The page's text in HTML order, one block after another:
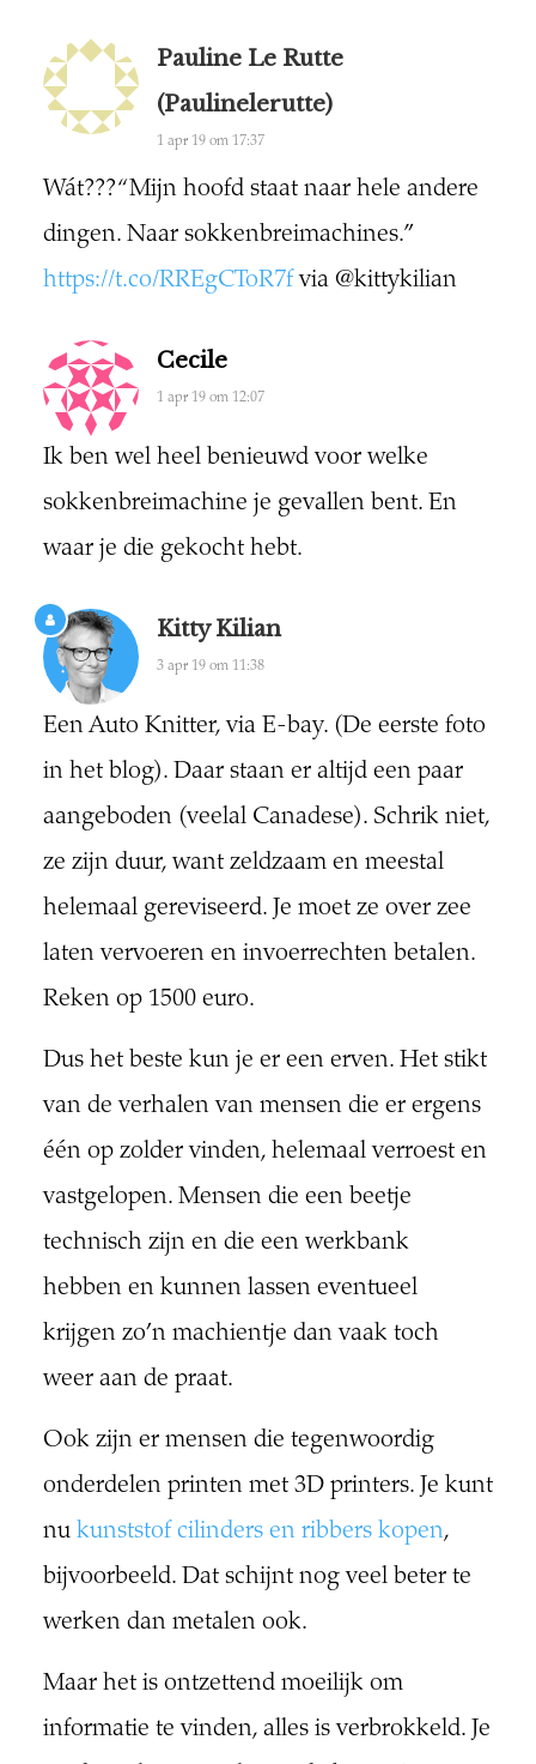
Pauline Le Rutte
(paulinelerutte)
1 apr 19 om 17:37
Wát??? “Mijn hoofd staat naar hele andere
dingen. Naar sokkenbreimachines.”
https://t.co/RREgCToR7fvia @kittykilian
Cecile
1 apr 19 om 12:07
Ik ben wel heel benieuwd voor welke
sokkenbreimachine je gevallen bent. En
waar je die gekocht hebt.
Kitty Kilian
3 apr 19 om 11:38
Een Auto Knitter, via E-bay. (De eerste foto
in het blog). Daar staan er altijd een paar
aangeboden (veelal Canadese). Schrik niet,
ze zijn duur, want zeldzaam en meestal
helemaal gereviseerd. Je moet ze over zee
laten vervoeren en invoerrechten betalen.
Reken op 1500 euro.
Dus het beste kun je er een erven. Het stikt
van de verhalen van mensen die er ergens
één op zolder vinden, helemaal verroest en
vastgelopen. Mensen die een beetje
technisch zijn en die een werkbank
hebben en kunnen lassen eventueel
krijgen zo’n machientje dan vaak toch
weer aan de praat.
Ook zijn er mensen die tegenwoordig
onderdelen printen met 3D printers. Je kunt
nu kunststof cilinders en ribbers kopen,
bijvoorbeeld. Dat schijnt nog veel beter te
werken dan metalen ook.
Maar het is ontzettend moeilijk om
informatie te vinden, alles is verbrokkeld. Je